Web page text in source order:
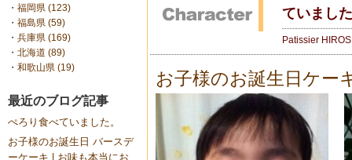
・ 福岡県 (123)
・ 福島県 (59)
・ 兵庫県 (169)
・ 北海道 (89)
・ 和歌山県 (19)
最近のブログ記事
ぺろり食べていました。
お子様のお誕生日 バースデ
ーケーキ | お味も本当にお
ていました
Patissier
お子様のお誕生日ケー